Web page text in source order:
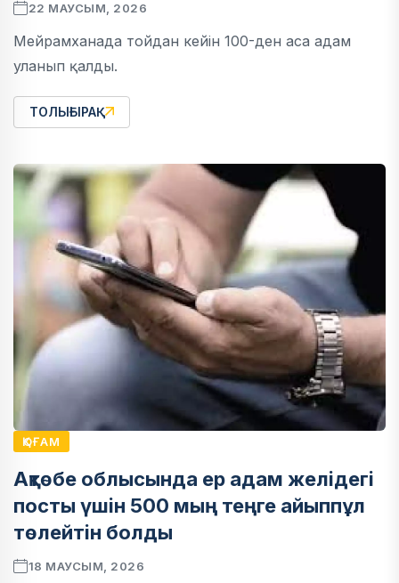
22 МАУСЫМ, 2026
Мейрамханада тойдан кейін 100-ден аса адам
уланып қалды.
ТОЛЫҒЫРАҚ
ҚОҒАМ
Ақтөбе облысында ер адам желідегі
посты үшін 500 мың теңге айыппұл
төлейтін болды
18 МАУСЫМ, 2026